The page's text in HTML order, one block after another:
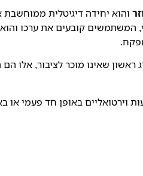
והוא יחידה דיגיטלית
המשתמשים קובעים את ערכו
שאינו מוכר לציבור, אלו הם
וירטואליים באופן חד פעמי או